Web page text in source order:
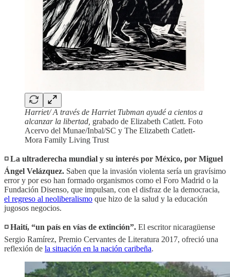
Harriet/ A través de Harriet Tubman ayudé a cientos a
alcanzar la libertad, grabado de Elizabeth Catlett. Foto
Acervo del Munae/Inbal/SC y The Elizabeth Catlett-
Mora Family Living Trust
◽️ La ultraderecha mundial y su interés por México, por Miguel
Ángel Velázquez. Saben que la invasión violenta sería un gravísimo
error y por eso han formado organismos como el Foro Madrid o la
Fundación Disenso, que impulsan, con el disfraz de la democracia,
el regreso al neoliberalismo que hizo de la salud y la educación
jugosos negocios.
◽️ Haití, “un país en vías de extinción”. El escritor nicaragüense
Sergio Ramírez, Premio Cervantes de Literatura 2017, ofreció una
reflexión de la situación en la nación caribeña.